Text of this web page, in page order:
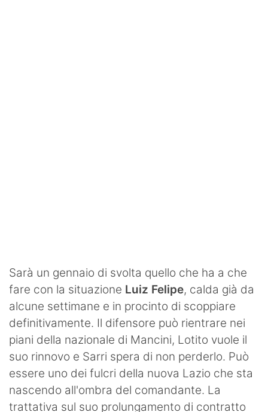
SHOP LAZIO
Contatti
Sarà un gennaio di svolta quello che ha a che
fare con la situazione Luiz Felipe, calda già da
alcune settimane e in procinto di scoppiare
definitivamente. Il difensore può rientrare nei
piani della nazionale di Mancini, Lotito vuole il
suo rinnovo e Sarri spera di non perderlo. Può
essere uno dei fulcri della nuova Lazio che sta
nascendo all'ombra del comandante. La
trattativa sul suo prolungamento di contratto